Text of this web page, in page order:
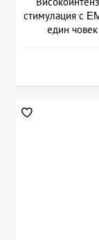
стимулация с
един